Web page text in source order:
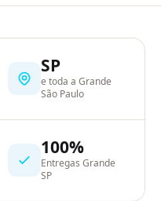
SP
e toda a Grande
São Paulo
100%
Entregas Grande
SP